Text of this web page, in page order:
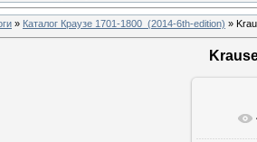
» Каталог Краузе 1701-1800_(2014-6th-edition) »